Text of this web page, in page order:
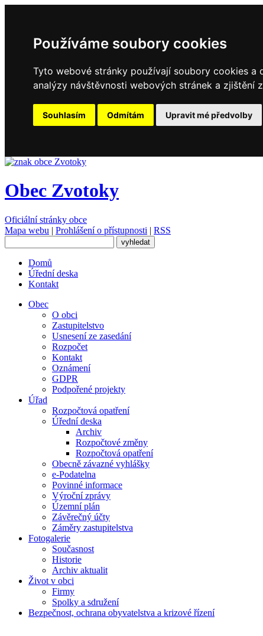
Používáme soubory cookies
Tyto webové stránky používají soubory cookies a
analýzy návštěvnosti webových stránek a zjištění
Souhlasím Odmítám Upravit mé předvolby
Obec Zvotoky
Oficiální stránky obce
Mapa webu | Prohlášení o přístupnosti | RSS
Domů
Úřední deska
Kontakt
Obec
O obci
Zastupitelstvo
Usnesení ze zasedání
Rozpočet
Kontakt
Oznámení
GDPR
Podpořené projekty
Úřad
Rozpočtová opatření
Úřední deska
Archiv
Rozpočtové změny
Rozpočtová opatření
Obecně závazné vyhlášky
e-Podatelna
Povinné informace
Výroční zprávy
Územní plán
Závěrečný účty
Záměry zastupitelstva
Fotogalerie
Současnost
Historie
Archiv aktualit
Život v obci
Firmy
Spolky a sdružení
Bezpečnost, ochrana obyvatelstva a krizové řízení